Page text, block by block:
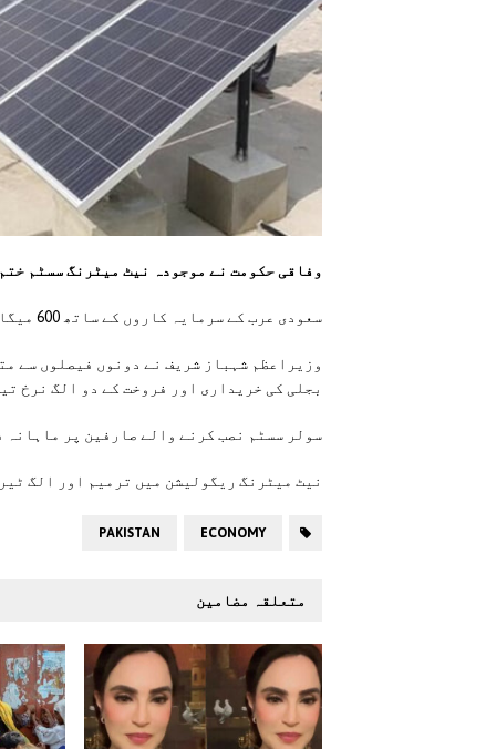
وفاقی حکومت نے موجودہ نیٹ میٹرنگ سسٹم
سعودی عرب کے سرمایہ کاروں کے ساتھ 600 میگاواٹ کا سولر پاور پلانٹ لگانے کا بھی فیصلہ کیا گیا ہے۔
وزیراعظم شہباز شریف نے دونوں فیصلوں سے
بجلی کی خریداری اور فروخت کے دو الگ نرخ
سولر سسٹم نصب کرنے والے صارفین پر ماہانہ
نیٹ میٹرنگ ریگولیشن میں ترمیم اور الگ
ECONOMY
PAKISTAN
متعلقہ مضامین